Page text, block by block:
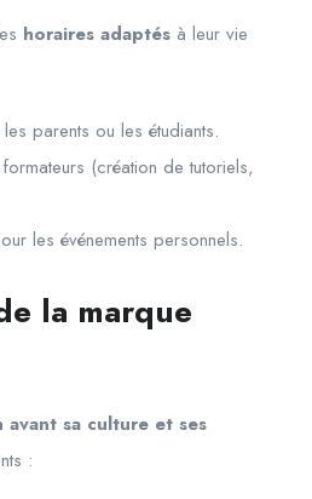
horaires adaptés à leur vie
parents ou les étudiants.
(création de tutoriels,
les événements personnels.
la marque
avant sa culture et ses
: